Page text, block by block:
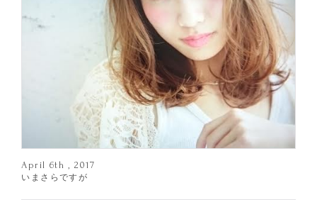
April 6th , 2017
いまさらですが